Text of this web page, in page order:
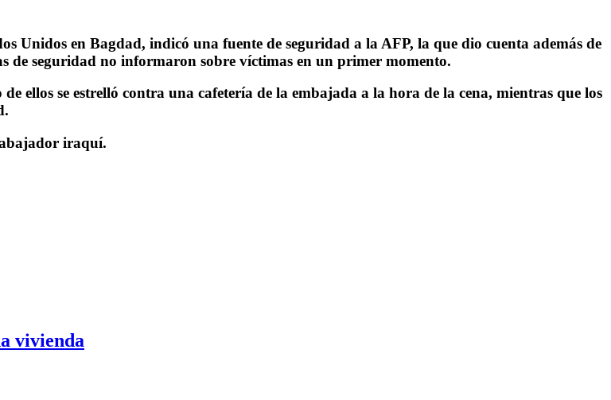
Unidos en Bagdad, indicó una fuente de seguridad a la AFP, la que dio cuenta además de
de seguridad no informaron sobre víctimas en un primer momento.
ellos se estrelló contra una cafetería de la embajada a la hora de la cena, mientras que los
iraquí.
vivienda